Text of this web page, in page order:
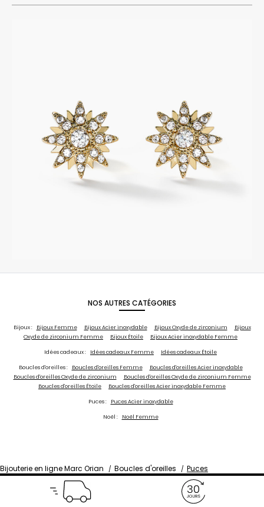
NOS AUTRES CATÉGORIES
Bijoux : Bijoux Femme Bijoux Acier inoxydable Bijoux Oxyde de zirconium
Bijoux
Oxyde de zirconium Femme
Bijoux Étoile Bijoux Acier inoxydable Femme
Idées cadeaux : Idées cadeaux Femme Idées cadeaux Étoile
Boucles d'oreilles : Boucles d'oreilles Femme
Boucles d'oreilles Acier inoxydable
Boucles d'oreilles Oxyde de zirconium
Boucles d'oreilles Oxyde de zirconium Femme
Boucles d'oreilles Étoile
Boucles d'oreilles Acier inoxydable Femme
Puces : Puces Acier inoxydable
Noël : Noël Femme
Bijouterie en ligne Marc Orian Boucles d'oreilles Puces